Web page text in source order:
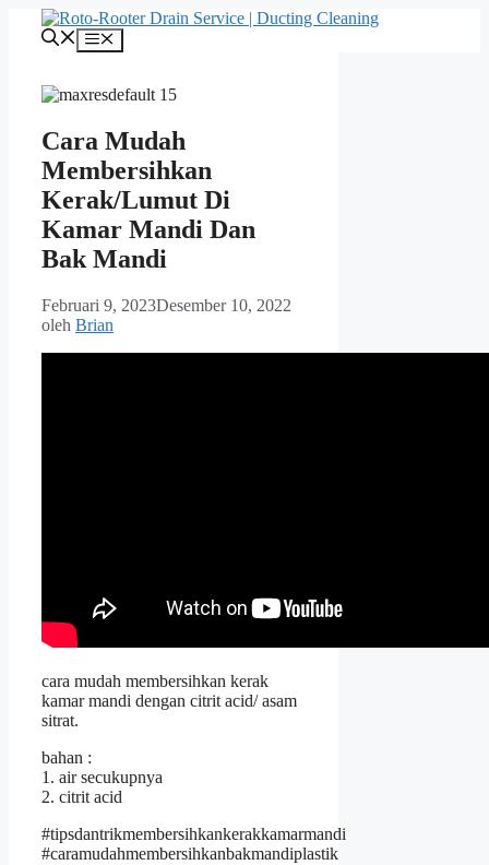
Langsung
Menu
Cara Mudah
Membersihkan
Kerak/Lumut Di
Kamar Mandi Dan
Bak Mandi
Februari 9, 2023Desember 10, 2022
oleh Brian
cara mudah membersihkan kerak
kamar mandi dengan citrit acid/ asam
sitrat.
bahan :
1. air secukupnya
2. citrit acid
#tipsdantrikmembersihkankerakkamarmandi
#caramudahmembersihkanbakmandiplastik